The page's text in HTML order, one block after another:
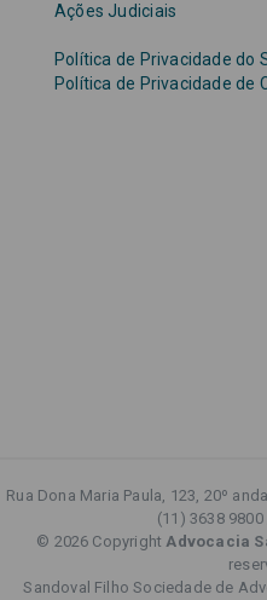
Ações Judiciais
Política de Privacidade do
Política de Privacidade de
Rua Dona Maria Paula, 123, 20º
(11) 3638
© 2026 CopyrightAdvocacia
Sandoval Filho Sociedade de